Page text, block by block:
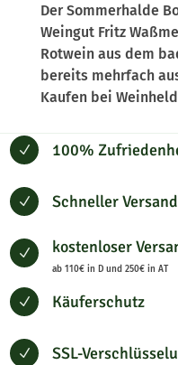
Der Sommerhalde
Weingut Fritz
Rotwein aus dem
bereits mehrfach
Kaufen bei
N 100%
N Schneller Versand
N kostenloser
ab 110€ in D und 250€ in AT
N Käuferschutz
N SSL-